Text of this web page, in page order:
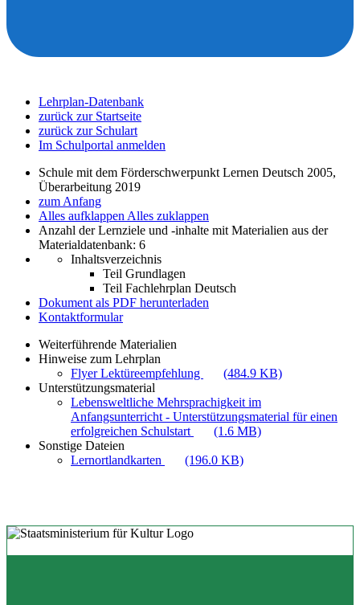
Lehrplan-Datenbank
zurück zur Startseite
zurück zur Schulart
Im Schulportal anmelden
Schule mit dem Förderschwerpunkt Lernen Deutsch 2005,
Überarbeitung 2019
zum Anfang
Alles aufklappen Alles zuklappen
Anzahl der Lernziele und -inhalte mit Materialien aus der
Materialdatenbank: 6
Inhaltsverzeichnis
Teil Grundlagen
Teil Fachlehrplan Deutsch
Dokument als PDF herunterladen
Kontaktformular
Weiterführende Materialien
Hinweise zum Lehrplan
Flyer Lektüreempfehlung
(484.9 KB)
Unterstützungsmaterial
Lebensweltliche Mehrsprachigkeit im
Anfangsunterricht - Unterstützungsmaterial für einen
erfolgreichen Schulstart
(1.6 MB)
Sonstige Dateien
Lernortlandkarten
(196.0 KB)